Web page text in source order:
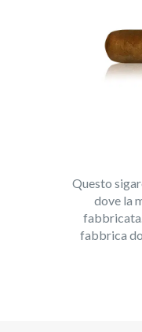
Questo
dove la
fabbrica